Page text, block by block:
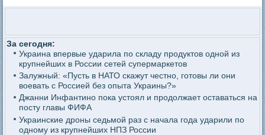
За сегодня:
Украина впервые ударила по складу продуктов одной из
крупнейших в России сетей супермаркетов
Залужный: «Пусть в НАТО скажут честно, готовы ли они
воевать с Россией без опыта Украины?»
Джанни Инфантино пока устоял и продолжает оставаться на
посту главы ФИФА
Украинские дроны седьмой раз с начала года ударили по
одному из крупнейших НПЗ России